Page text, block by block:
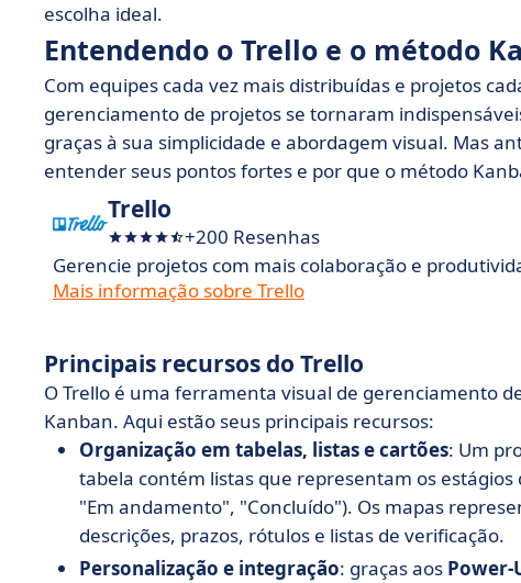
escolha ideal.
Entendendo o Trello e o método
Com equipes cada vez mais distribuídas e projetos
gerenciamento de projetos se tornaram
graças à sua simplicidade e abordagem visual. Mas
entender seus pontos fortes e por que o método
Trello
+200 Resenhas
Gerencie projetos com mais colaboração e
Mais informação sobre Trello
Principais recursos do Trello
O Trello é uma ferramenta visual de gerenciamento
Kanban. Aqui estão seus principais recursos:
Organização em tabelas, listas e cartões: Um
tabela contém listas que representam os
"Em andamento", "Concluído"). Os mapas
descrições, prazos, rótulos e listas de verificação.
Personalização e integração: graças aos Power-